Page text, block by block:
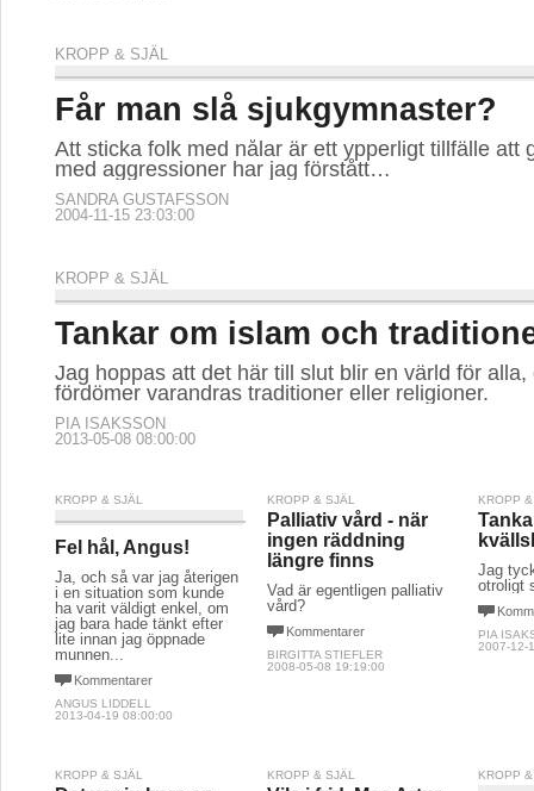
KROPP & SJÄL
Får man slå sjukgymnaster?
Att sticka folk med nålar är ett ypperligt tillfälle att
med aggressioner har jag förstått…
SANDRA GUSTAFSSON
2004-11-15 23:03:00
KROPP & SJÄL
Tankar om islam och
Jag hoppas att det här till slut blir en värld för alla,
fördömer varandras traditioner eller religioner.
PIA ISAKSSON
2013-05-08 08:00:00
KROPP & SJÄL
Fel hål, Angus!
Ja, och så var jag återigen
i en situation som kunde
ha varit väldigt enkel, om
jag bara hade tänkt efter
lite innan jag öppnade
munnen...
Kommentarer
ANGUS LIDDELL
2013-04-19 08:00:00
KROPP & SJÄL
Palliativ vård - när
ingen räddning
längre finns
Vad är egentligen palliativ
vård?
Kommentarer
BIRGITTA STIEFLER
2008-05-08 19:19:00
KROPP
Jag
otroligt
PIA
2007-12-
KROPP & SJÄL KROPP & SJÄL KROPP